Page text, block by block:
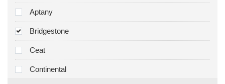
Aptany
Bridgestone
Ceat
Continental